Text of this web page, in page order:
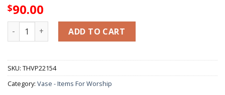
$90.00
Bộ combo đồ thờ cúng đá cẩm thạch vân gỗ quantity
ADD TO CART
SKU: THVP22154
Category: Vase - Items For Worship